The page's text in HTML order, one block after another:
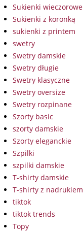
Sukienki wieczorowe
Sukienki z koronką
sukienki z printem
swetry
Swetry damskie
Swetry długie
Swetry klasyczne
Swetry oversize
Swetry rozpinane
Szorty basic
szorty damskie
Szorty eleganckie
Szpilki
szpilki damskie
T-shirty damskie
T-shirty z nadrukiem
tiktok
tiktok trends
Topy